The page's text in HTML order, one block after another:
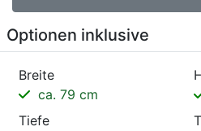
Optionen inklusive
Breite
ca. 79 cm
Tiefe